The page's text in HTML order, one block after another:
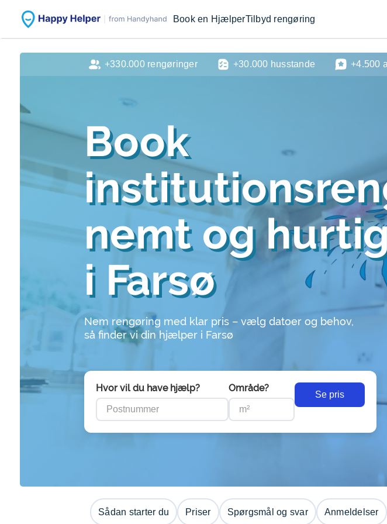
Book en HjælperTilbyd rengøring
Book
nemt og
i Farsø
Nem rengøring med klar pris – vælg datoer og behov,
så finder vi din hjælper i Farsø
Hvor vil du have hjælp? Område?
Se pris
+330.000 rengøringer +30.000 husstande +4.500
Sådan starter du Priser Spørgsmål og svar Anmeldelser